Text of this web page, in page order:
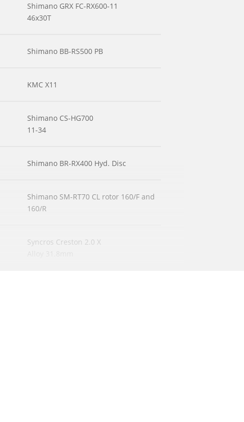
Shimano GRX FC-RX600-11
46x30T
Shimano BB-RS500 PB
KMC X11
Shimano CS-HG700
11-34
Shimano BR-RX400 Hyd. Disc
Shimano SM-RT70 CL rotor 160/F and
160/R
Syncros Creston 2.0 X